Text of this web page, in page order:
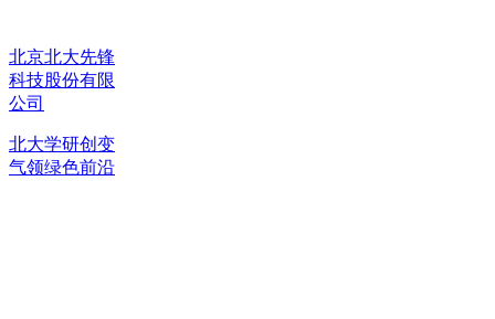
北京北大先锋
科技股份有限
公司
北大学研创变
气领绿色前沿